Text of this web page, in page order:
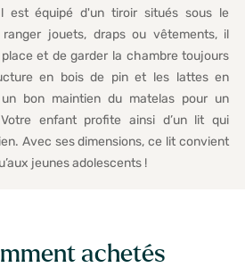
est équipé d'un tiroir situés sous le
jouets, draps ou vêtements, il
et de garder la chambre toujours
en bois de pin et les lattes en
bon maintien du matelas pour un
enfant profite ainsi d’un lit qui
Avec ses dimensions, ce lit convient
jeunes adolescents !
achetés